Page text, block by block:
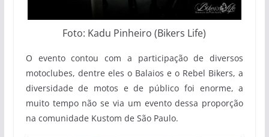
Foto: Kadu Pinheiro (Bikers Life)
O evento contou com a participação de diversos
motoclubes, dentre eles o Balaios e o Rebel Bikers, a
diversidade de motos e de público foi enorme, a
muito tempo não se via um evento dessa proporção
na comunidade Kustom de São Paulo.